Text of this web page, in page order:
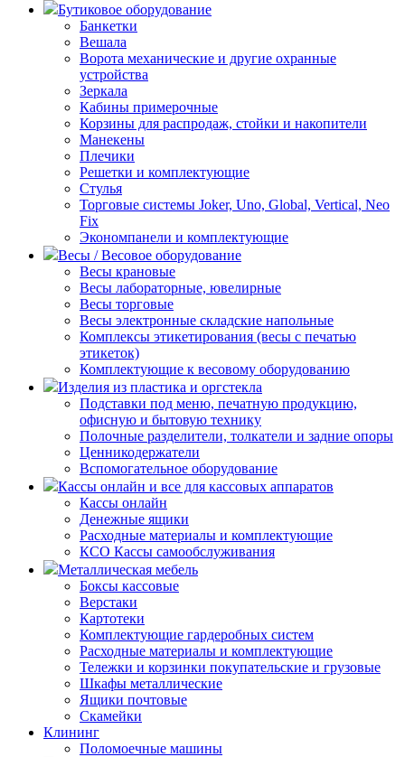
Бутиковое оборудование
Банкетки
Вешала
Ворота механические и другие охранные
устройства
Зеркала
Кабины примерочные
Корзины для распродаж, стойки и накопители
Манекены
Плечики
Решетки и комплектующие
Стулья
Торговые системы Joker, Uno, Global, Vertical, Neo
Fix
Экономпанели и комплектующие
Весы / Весовое оборудование
Весы крановые
Весы лабораторные, ювелирные
Весы торговые
Весы электронные складские напольные
Комплексы этикетирования (весы с печатью
этикеток)
Комплектующие к весовому оборудованию
Изделия из пластика и оргстекла
Подставки под меню, печатную продукцию,
офисную и бытовую технику
Полочные разделители, толкатели и задние опоры
Ценникодержатели
Вспомогательное оборудование
Кассы онлайн и все для кассовых аппаратов
Кассы онлайн
Денежные ящики
Расходные материалы и комплектующие
КСО Кассы самообслуживания
Металлическая мебель
Боксы кассовые
Верстаки
Картотеки
Комплектующие гардеробных систем
Расходные материалы и комплектующие
Тележки и корзинки покупательские и грузовые
Шкафы металлические
Ящики почтовые
Скамейки
Клининг
Поломоечные машины